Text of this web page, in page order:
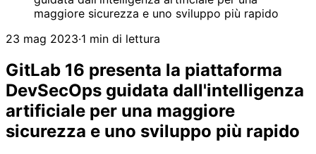
maggiore sicurezza e uno sviluppo più rapido
23 mag 2023·1 min di lettura
GitLab 16 presenta la piattaforma
DevSecOps guidata dall'intelligenza
artificiale per una maggiore
sicurezza e uno sviluppo più rapido